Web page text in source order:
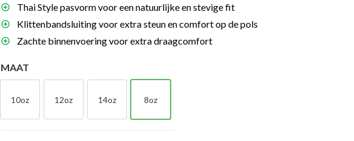
Thai Style pasvorm voor een natuurlijke en stevige fit
Klittenbandsluiting voor extra steun en comfort op de pols
Zachte binnenvoering voor extra draagcomfort
MAAT
10oz
10oz
12oz
12oz
14oz
14oz
8oz
8oz